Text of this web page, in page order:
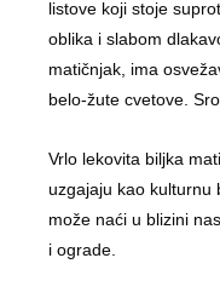
listove koji stoje
oblika i slabom
matičnjak, ima
belo-žute cvetove.
Vrlo lekovita biljka
uzgajaju kao kulturnu
može naći u blizini
i ograde.